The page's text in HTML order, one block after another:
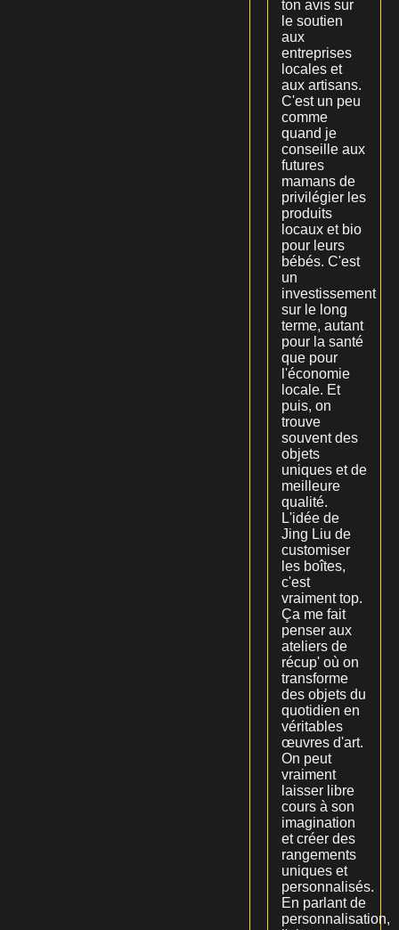
ton avis sur
le soutien
aux
entreprises
locales et
aux artisans.
C'est un peu
comme
quand je
conseille aux
futures
mamans de
privilégier les
produits
locaux et bio
pour leurs
bébés. C'est
un
investissement
sur le long
terme, autant
pour la santé
que pour
l'économie
locale. Et
puis, on
trouve
souvent des
objets
uniques et de
meilleure
qualité.
L'idée de
Jing Liu de
customiser
les boîtes,
c'est
vraiment top.
Ça me fait
penser aux
ateliers de
récup' où on
transforme
des objets du
quotidien en
véritables
œuvres d'art.
On peut
vraiment
laisser libre
cours à son
imagination
et créer des
rangements
uniques et
personnalisés.
En parlant de
personnalisation,